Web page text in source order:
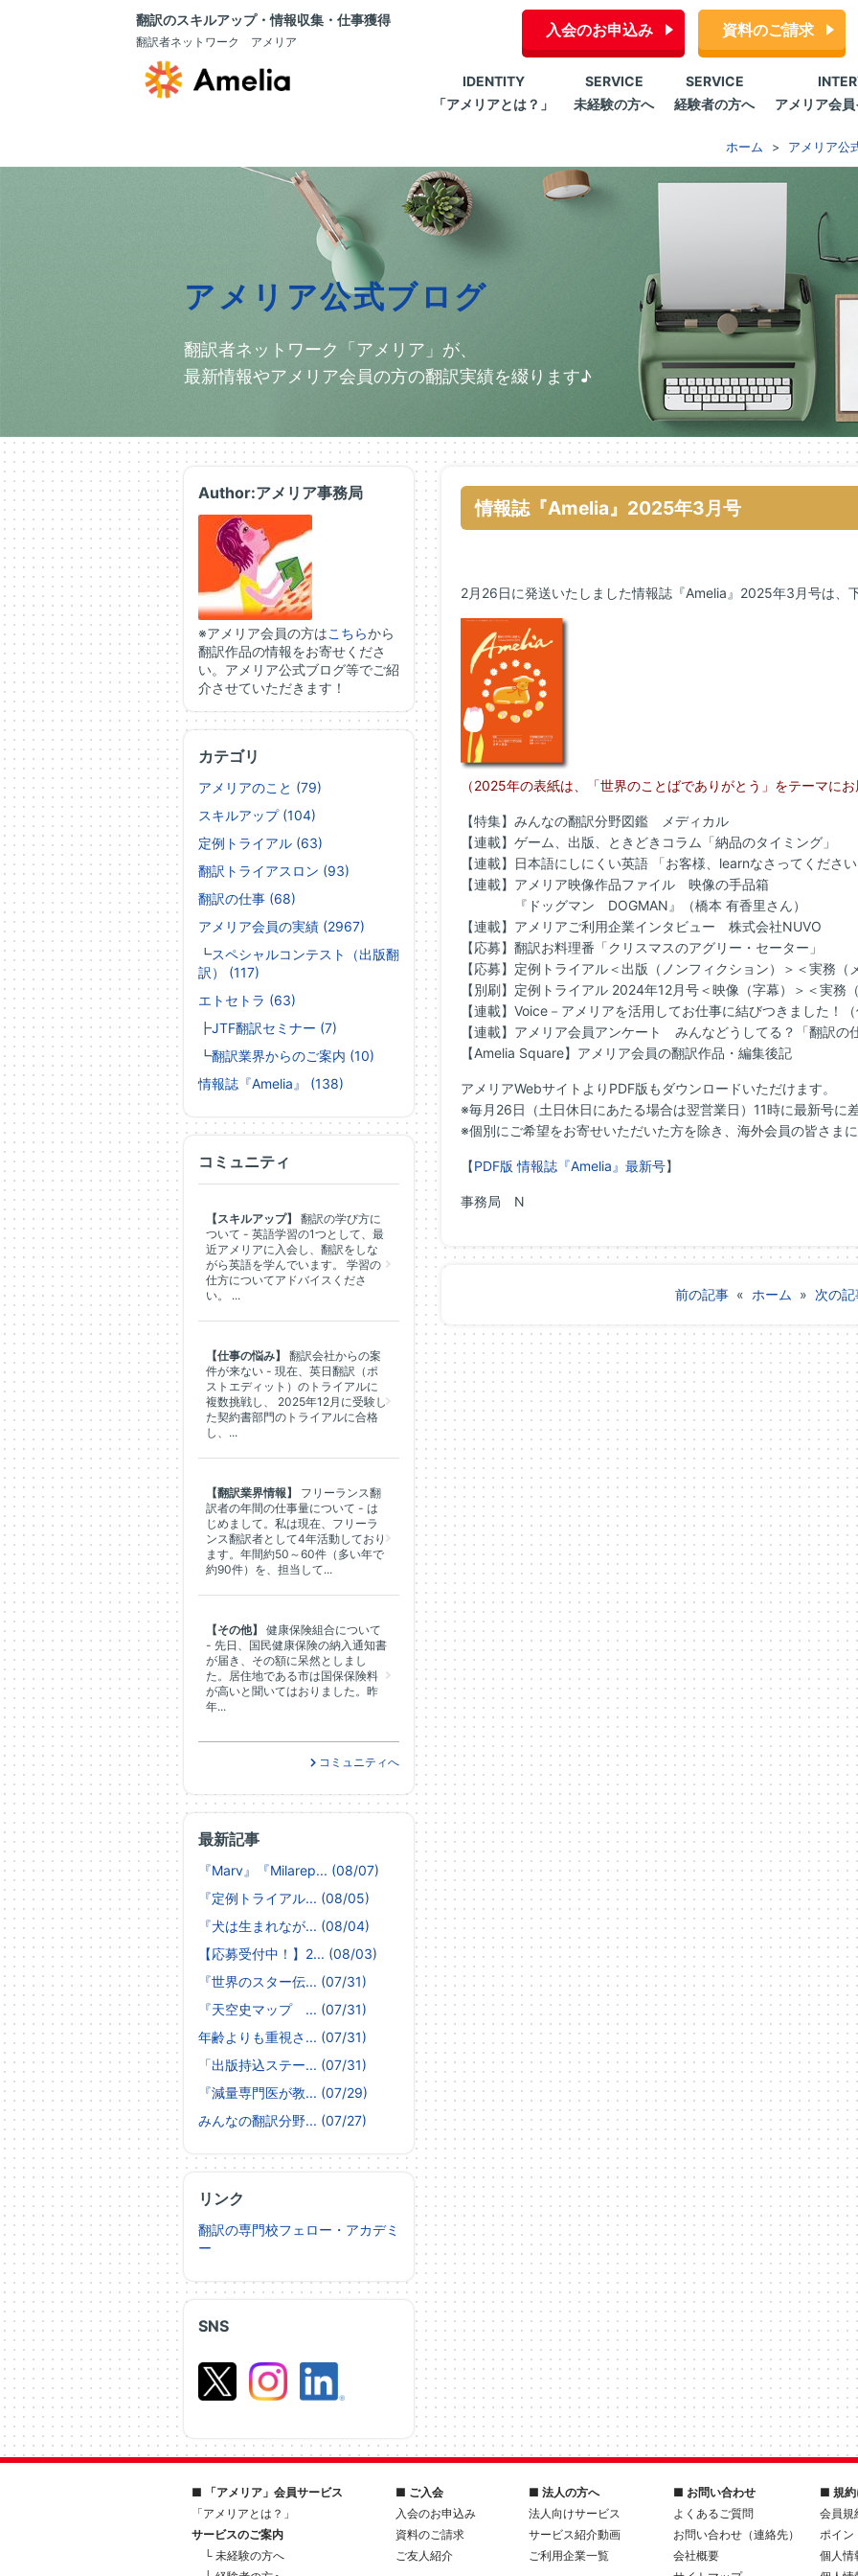
翻訳のスキルアップ・情報収集・仕事獲得
翻訳者ネットワーク アメリア
入会のお申込み 資料のご請求
IDENTITY
「アメリアとは？」
SERVICE
未経験の方へ
SERVICE
経験者の方へ
アメリア会
ホーム アメリア公
アメリア公式ブログ
翻訳者ネットワーク「アメリア」が、
最新情報やアメリア会員の方の翻訳実績を綴ります♪
情報誌『Amelia』2025年3月号
2月26日に発送いたしました情報誌『Amelia』2025年3月号は、
（2025年の表紙は、「世界のことばでありがとう」をテーマに
【特集】みんなの翻訳分野図鑑 メディカル
【連載】ゲーム、出版、ときどきコラム「納品のタイミング」
【連載】日本語にしにくい英語 「お客様、learnなさってくださ
【連載】アメリア映像作品ファイル 映像の手品箱
『ドッグマン DOGMAN』（橋本 有香里さん）
【連載】アメリアご利用企業インタビュー 株式会社NUVO
【応募】翻訳お料理番「クリスマスのアグリー・セーター」
【応募】定例トライアル＜出版（ノンフィクション）＞＜実務（
【別刷】定例トライアル 2024年12月号＜映像（字幕）＞＜実務
【連載】Voice－アメリアを活用してお仕事に結びつきました！
【連載】アメリア会員アンケート みんなどうしてる？「翻訳の
【Amelia Square】アメリア会員の翻訳作品・編集後記
アメリアWebサイトよりPDF版もダウンロードいただけます。
※毎月26日（土日休日にあたる場合は翌営業日）11時に最新号に
※個別にご希望をお寄せいただいた方を除き、 海外会員の皆さま
【PDF版 情報誌『Amelia』最新号】
事務局 N
前の記事 « ホーム » 次の
Author:アメリア事務局
※アメリア会員の方はこちらから
翻訳作品の情報をお寄せくださ
い。アメリア公式ブログ等でご紹
介させていただきます！
SNS
カテゴリ
アメリアのこと (79)
スキルアップ (104)
定例トライアル (63)
翻訳トライアスロン (93)
翻訳の仕事 (68)
アメリア会員の実績 (2967)
┗スペシャルコンテスト（出版翻
訳） (117)
エトセトラ (63)
┣JTF翻訳セミナー (7)
┗翻訳業界からのご案内 (10)
情報誌『Amelia』 (138)
最新記事
『Marv』『Milarep... (08/07)
『定例トライアル... (08/05)
『犬は生まれなが... (08/04)
【応募受付中！】2... (08/03)
『世界のスター伝... (07/31)
『天空史マップ ... (07/31)
年齢よりも重視さ... (07/31)
「出版持込ステー... (07/31)
『減量専門医が教... (07/29)
みんなの翻訳分野... (07/27)
リンク
翻訳の専門校フェロー・アカデミ
ー
コミュニティ
【スキルアップ】
翻訳の学び方に
ついて - 英語学習の1つとして、最
近アメリアに入会し、翻訳をしな
がら英語を学んでいます。 学習の
仕方についてアドバイスくださ
い。 ...
【仕事の悩み】
翻訳会社からの案
件が来ない - 現在、英日翻訳（ポ
ストエディット）のトライアルに
複数挑戦し、 2025年12月に受験し
た契約書部門のトライアルに合格
し、...
【翻訳業界情報】
フリーランス翻
訳者の年間の仕事量について - は
じめまして。私は現在、フリーラ
ンス翻訳者として4年活動しており
ます。年間約50～60件（多い年で
約90件）を、担当して...
【その他】
健康保険組合について
- 先日、国民健康保険の納入通知書
が届き、その額に呆然としまし
た。居住地である市は国保保険料
が高いと聞いてはおりました。昨
年...
コミュニティへ
■ 「アメリア」会員サービス
「アメリアとは？」
サービスのご案内
└ 未経験の方へ
■ ご入会
入会のお申込み
資料のご請求
ご友人紹介
■ 法人の方へ
法人向けサービス
サービス紹介動画
ご利用企業一覧
■ お問い合わせ
よくあるご質問
お問い合わせ（連絡先）
会社概要
■ 規約
会員規
ポイン
個人情